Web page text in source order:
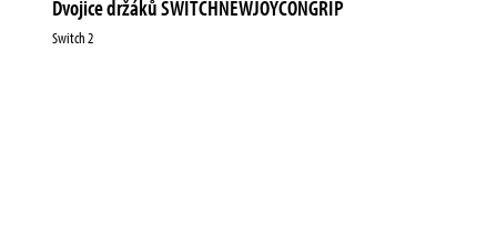
Dvojice držáků SWITCHNEWJOYCONGRIP
Switch 2